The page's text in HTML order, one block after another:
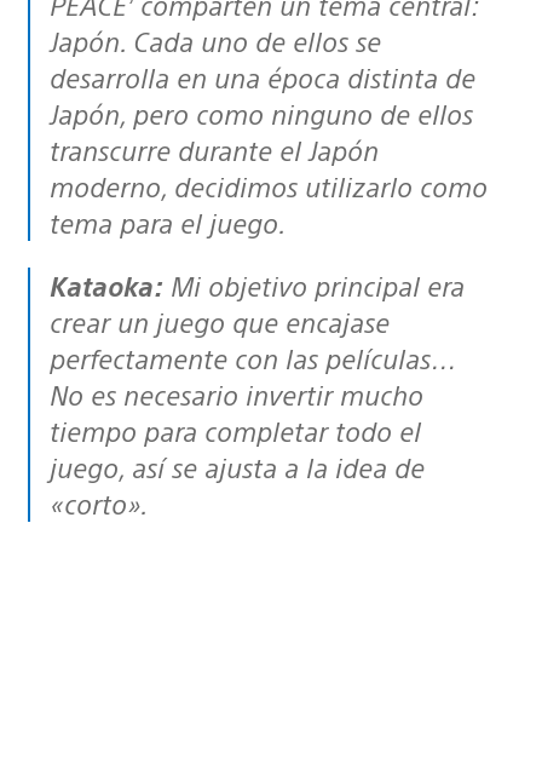
Japón. Cada uno de ellos se
desarrolla en una época distinta de
Japón, pero como ninguno de ellos
transcurre durante el Japón
moderno, decidimos utilizarlo como
tema para el juego.
Kataoka: Mi objetivo principal era
crear un juego que encajase
perfectamente con las películas…
No es necesario invertir mucho
tiempo para completar todo el
juego, así se ajusta a la idea de
«corto».